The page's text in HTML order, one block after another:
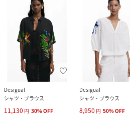
Desigual
シャツ・ブラウス
11,130 円 30%OFF
Desigual
シャツ・ブラウス
8,950 円 50%OFF